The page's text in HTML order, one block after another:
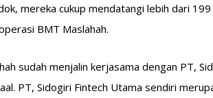
mereka cukup mendatangi lebih dari
BMT Maslahah.
sudah menjalin kerjasama dengan PT,
PT, Sidogiri Fintech Utama sendiri